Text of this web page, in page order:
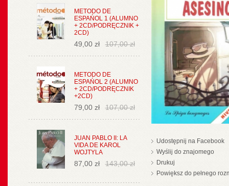
METODO DE
ESPAŃOL 1 (ALUMNO
+ 2CD/PODRĘCZNIK +
2CD)
49,00 zł 107,00 zł
METODO DE
ESPAŃOL 2 (ALUMNO
+ 2CD/PODRĘCZNIK
+2CD)
79,00 zł 107,00 zł
JUAN PABLO II: LA
VIDA DE KAROL
WOJTYLA
87,00 zł 143,00 zł
Udostępnij na Facebook
Wyślij do znajomego
Drukuj
Powiększ do pełnego